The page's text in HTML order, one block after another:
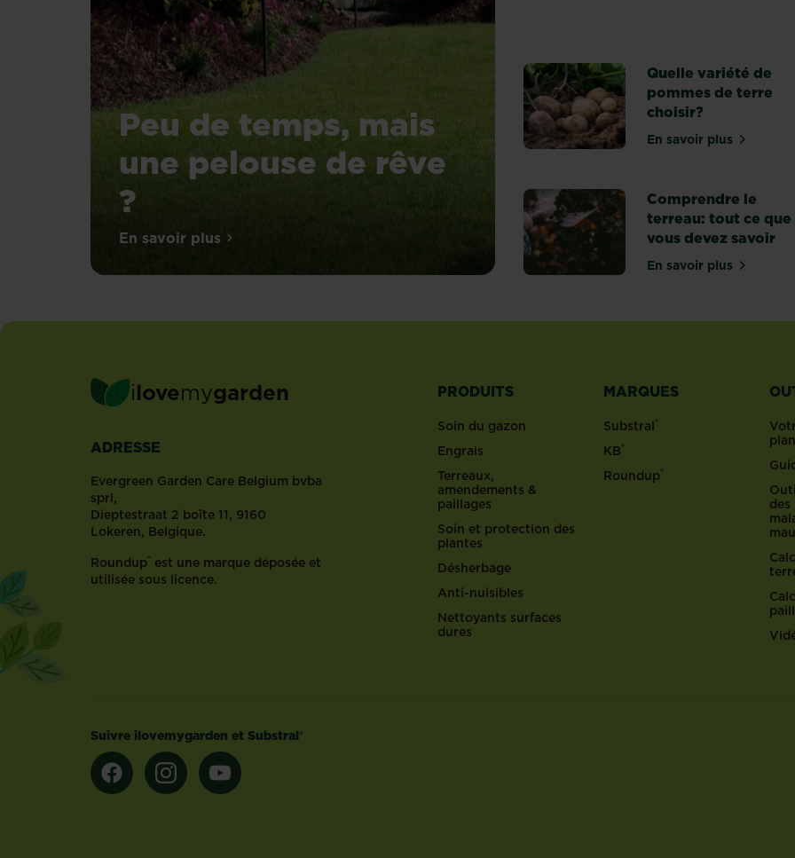
Peu de temps, mais
une pelouse de rêve
?
En savoir plussur Peu de temps, mais une pelouse de rêve ?
Quelle variété de
pommes de terre
choisir?
En savoir plussur Quelle
Comprendre le
terreau: tout ce que
vous devez savoir
En savoir plus
sur
ilovemygarden
ADRESSE
Evergreen Garden Care Belgium bvba
sprl,
Dieptestraat 2 boîte 11, 9160
Lokeren, Belgique.
Roundup® est une marque déposée et
utilisée sous licence.
PRODUITS
Soin du gazon
Engrais
Terreaux,
amendements &
paillages
Soin et protection des
plantes
Désherbage
Anti-nuisibles
Nettoyants surfaces
dures
MARQUES
Substral®
KB®
Roundup®
des
Suivre ilovemygarden et Substral®